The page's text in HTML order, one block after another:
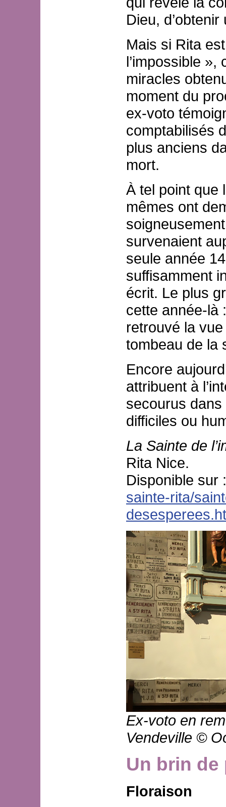
Dieu,
Mais si Rita
l’impossible »,
miracles
moment du
ex-voto
comptabilisés
plus anciens
mort.
À tel point que
mêmes ont
survenaient
seule année
suffisamment
écrit. Le plus
cette année-là
retrouvé la
tombeau de la
Encore
attribuent à
secourus
difficiles ou
La Sainte de
Rita Nice.
Disponible sur
sainte-rita/
Ex-voto en
Vendeville ©
Un brin de
Floraison